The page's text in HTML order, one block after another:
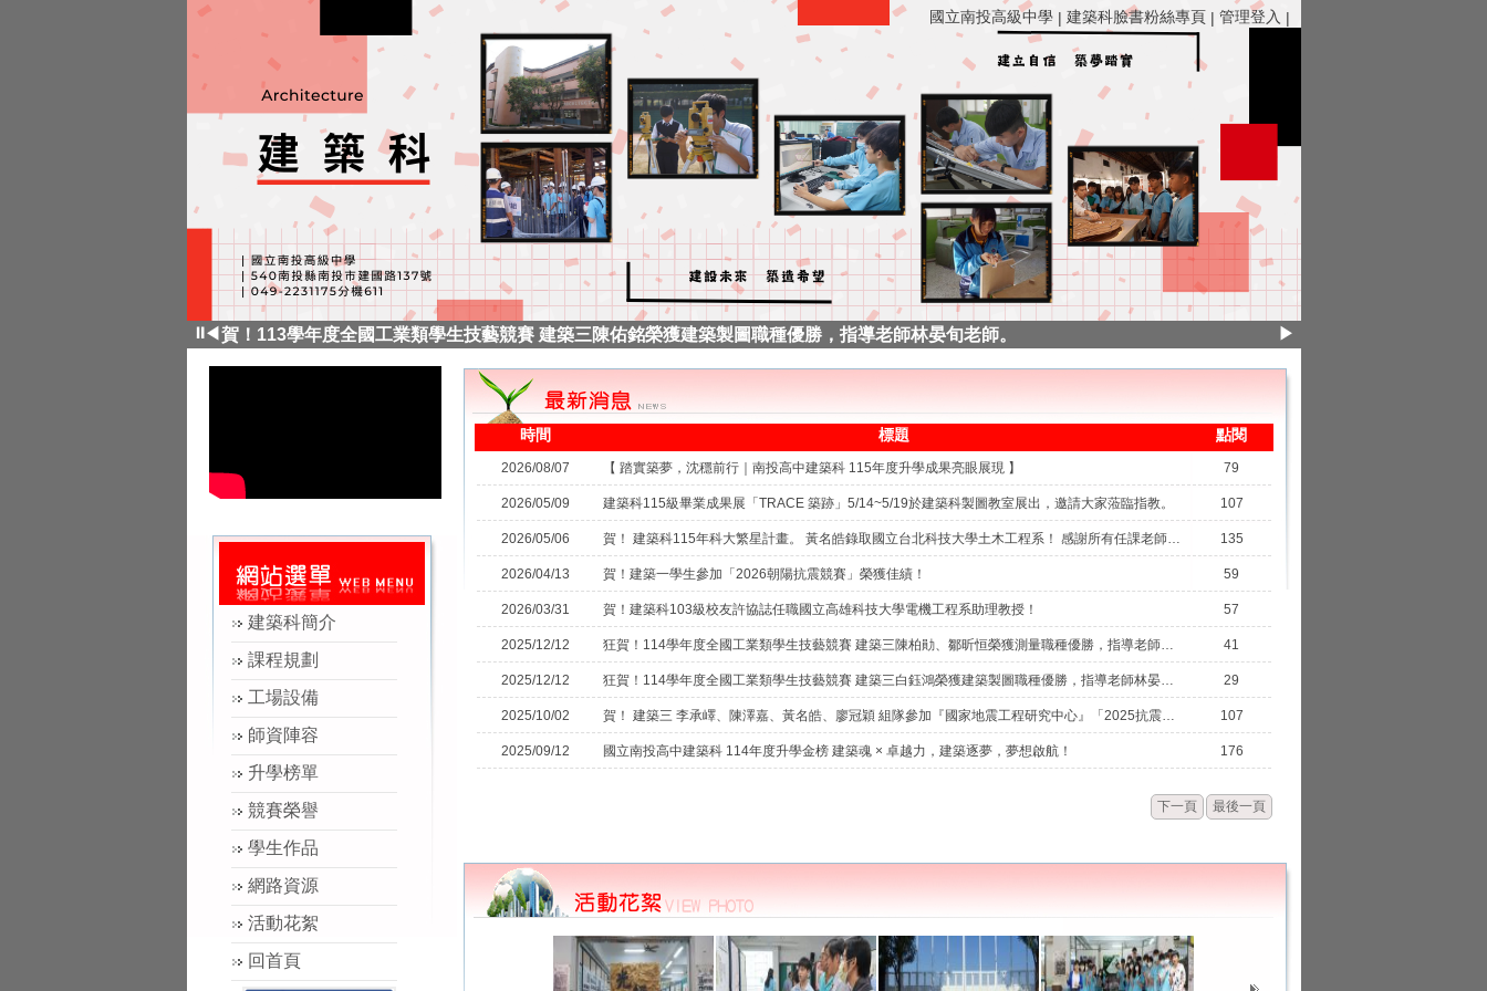
國立南投高級中學| 建築科臉書粉絲專頁 | 管理登入 |
⏸◀
賀！建築科114年科大繁星計畫。 林妤昕錄取國立雲林科技大學營建工程系！ 感謝所有任課老師的教導！
賀！113學年度全國工業類學生技藝競賽 建築三陳佑銘榮獲建築製圖職種優勝，指導老師林晏旬老師。
賀！ 建築三林苡喬特殊選才錄取『國立雲林科技大學 建築與室內設計系』！！
賀！建築科113年科大繁星計畫。 楊晏筑錄取國立臺灣科技大學營建工程系！ 鐘于翔錄取國立高雄科技大學營建工程系！ 莊昀穎錄取朝陽科技大學營建工程系！
賀！建築三學生參加「土木與建築群112年專題實作及創意競賽複賽」榮獲創意組二項『佳作』
▶
建築科簡介
課程規劃
工場設備
師資陣容
升學榜單
競賽榮譽
學生作品
網路資源
活動花絮
回首頁
時間 標題 點閱
2026/08/07 【 踏實築夢，沈穩前行｜南投高中建築科 115年度升學成果亮眼展現 】 79
2026/05/09 建築科115級畢業成果展「TRACE 築跡」5/14~5/19於建築科製圖教室展出，邀請大家蒞臨指教。 107
2026/05/06 賀！ 建築科115年科大繁星計畫。 黃名皓錄取國立台北科技大學土木工程系！ 感謝所有任課老師的教導！ 135
2026/04/13 賀！建築一學生參加「2026朝陽抗震競賽」榮獲佳績！ 59
2026/03/31 賀！建築科103級校友許協誌任職國立高雄科技大學電機工程系 助理教授！ 57
2025/12/12 狂賀！114學年度全國工業類學生技藝競賽 建築三陳柏勛、鄒昕恒榮獲測量職種優勝，指導老師陳怡伶老師、張硯鈞老師。 41
2025/12/12 狂賀！114學年度全國工業類學生技藝競賽 建築三白鈺鴻榮獲建築製圖職種優勝，指導老師林晏旬老師。 29
2025/10/02 賀！ 建築三 李承嶧、陳澤嘉、黃名皓、廖冠穎 組隊參加『國家地震工程研究中心』「2025抗震盃國際邀請賽」 榮獲「結構設計與創意獎」及「耐震獎」兩大殊榮，非常感謝林晏旬老師辛勤指導。 107
2025/09/12 國立南投高中建築科 114年度升學金榜 建築魂 × 卓越力，建築逐夢，夢想啟航！ 176
下一頁 最後一頁